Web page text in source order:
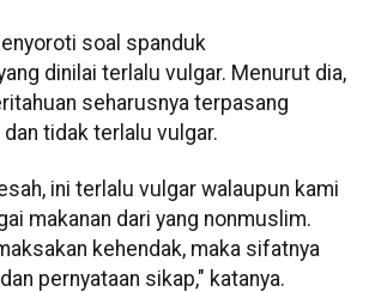
soal spanduk
dinilai terlalu vulgar. Menurut dia,
seharusnya terpasang
tidak terlalu vulgar.
ini terlalu vulgar walaupun kami
makanan dari yang nonmuslim.
kehendak, maka sifatnya
pernyataan sikap," katanya.